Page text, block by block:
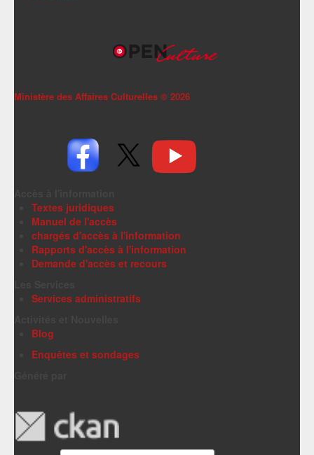
Ministère des Affaires Culturelles © 2026
Textes juridiques
Manuel de l'accès
chargés d'accès à l'information
Rapports d'accès à l'information
Demande d'accès et recours
Services administratifs
Blog
Enquêtes et sondages